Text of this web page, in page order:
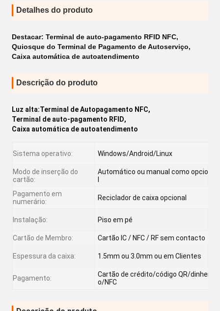
Detalhes do produto
Destacar: Terminal de auto-pagamento RFID NFC,
Quiosque do Terminal de Pagamento de Autoserviço,
Caixa automática de autoatendimento
Descrição do produto
Luz alta:Terminal de Autopagamento NFC,
Terminal de auto-pagamento RFID,
Caixa automática de autoatendimento
Sistema operativo: Windows/Android/Linux
Modo de inserção do
cartão:
Automático ou manual como opciona
Pagamento em
numerário:
Reciclador de caixa opcional
Instalação: Piso em pé
Cartão de Membro: Cartão IC / NFC / RF sem contacto
Espessura da caixa: 1.5mm ou 3.0mm ou em Clientes
Pagamento:
Cartão de crédito/código QR/dinheir
o/NFC